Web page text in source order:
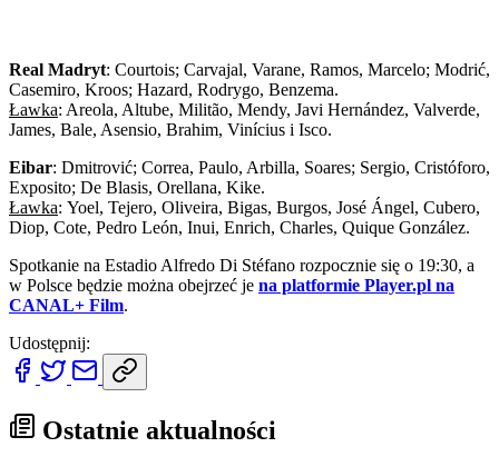
Real Madryt: Courtois; Carvajal, Varane, Ramos, Marcelo; Modrić,
Casemiro, Kroos; Hazard, Rodrygo, Benzema.
Ławka: Areola, Altube, Militão, Mendy, Javi Hernández, Valverde,
James, Bale, Asensio, Brahim, Vinícius i Isco.
Eibar: Dmitrović; Correa, Paulo, Arbilla, Soares; Sergio, Cristóforo,
Exposito; De Blasis, Orellana, Kike.
Ławka: Yoel, Tejero, Oliveira, Bigas, Burgos, José Ángel, Cubero,
Diop, Cote, Pedro León, Inui, Enrich, Charles, Quique González.
Spotkanie na Estadio Alfredo Di Stéfano rozpocznie się o 19:30, a
w Polsce będzie można obejrzeć je na platformie Player.pl na
CANAL+ Film.
Udostępnij:
Ostatnie aktualności